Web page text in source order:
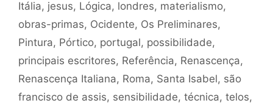
Itália, jesus, Lógica, londres, materialismo,
obras-primas, Ocidente, Os Preliminares,
Pintura, Pórtico, portugal, possibilidade,
principais escritores, Referência, Renascença,
Renascença Italiana, Roma, Santa Isabel, são
francisco de assis, sensibilidade, técnica, telos,